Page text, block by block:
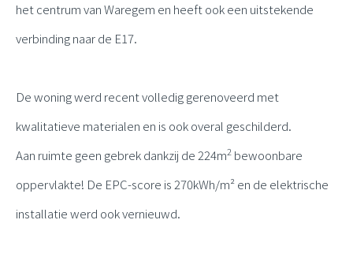
het centrum van Waregem en heeft ook een uitstekende
verbinding naar de E17.
De woning werd recent volledig gerenoveerd met
kwalitatieve materialen en is ook overal geschilderd.
Aan ruimte geen gebrek dankzij de 224m2 bewoonbare
oppervlakte! De EPC-score is 270kWh/m² en de elektrische
installatie werd ook vernieuwd.